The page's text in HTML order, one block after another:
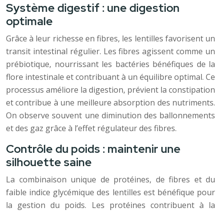
Système digestif : une digestion
optimale
Grâce à leur richesse en fibres, les lentilles favorisent un
transit intestinal régulier. Les fibres agissent comme un
prébiotique, nourrissant les bactéries bénéfiques de la
flore intestinale et contribuant à un équilibre optimal. Ce
processus améliore la digestion, prévient la constipation
et contribue à une meilleure absorption des nutriments.
On observe souvent une diminution des ballonnements
et des gaz grâce à l’effet régulateur des fibres.
Contrôle du poids : maintenir une
silhouette saine
La combinaison unique de protéines, de fibres et du
faible indice glycémique des lentilles est bénéfique pour
la gestion du poids. Les protéines contribuent à la